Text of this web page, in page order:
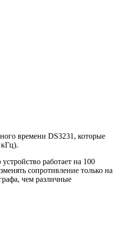
времени DS3231, которые
работает на 100
сопротивление только на
чем различные